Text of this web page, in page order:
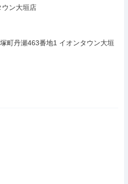
ウン大垣店
町丹瀬463番地1 イオンタウン大垣